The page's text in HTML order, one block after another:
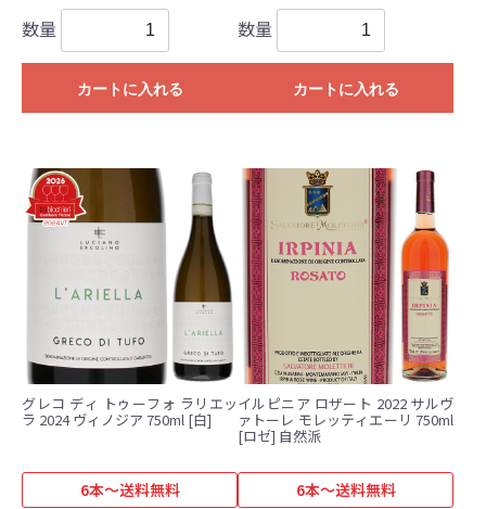
数量
カートに入れる
数量
カートに入れる
グレコ ディ トゥーフォ ラリエッ
ラ 2024 ヴィノジア 750ml [白]
6本～送料無料
イルピニア ロザート 2022 サルヴ
ァトーレ モレッティエーリ 750ml
[ロゼ] 自然派
6本～送料無料